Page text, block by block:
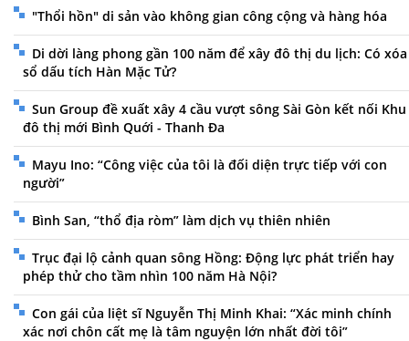
"Thổi hồn" di sản vào không gian công cộng và hàng hóa
Di dời làng phong gần 100 năm để xây đô thị du lịch: Có xóa
sổ dấu tích Hàn Mặc Tử?
Sun Group đề xuất xây 4 cầu vượt sông Sài Gòn kết nối Khu
đô thị mới Bình Quới - Thanh Đa
Mayu Ino: “Công việc của tôi là đối diện trực tiếp với con
người”
Bình San, “thổ địa ròm” làm dịch vụ thiên nhiên
Trục đại lộ cảnh quan sông Hồng: Động lực phát triển hay
phép thử cho tầm nhìn 100 năm Hà Nội?
Con gái của liệt sĩ Nguyễn Thị Minh Khai: “Xác minh chính
xác nơi chôn cất mẹ là tâm nguyện lớn nhất đời tôi”